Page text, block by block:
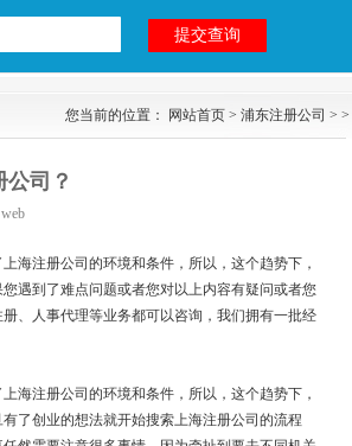
您当前的位置： 网站首页 > 浦东注册公司 > >
司？
海注册公司的环境和条件，所以，这个趋势下，
遇到了难点问题或者您对以上内容有疑问或者您
、人事代理等业务都可以咨询，我们拥有一批经
注册公司的环境和条件，所以，这个趋势下，
了创业的想法就开始搜索上海注册公司的流程